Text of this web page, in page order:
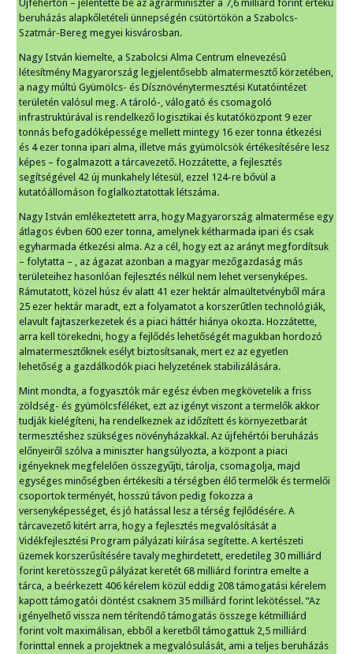
Újfehértón – jelentette be az agrárminiszter a 7,6 milliárd forint értékű
beruházás alapkőletételi ünnepségén csütörtökön a Szabolcs-
Szatmár-Bereg megyei kisvárosban.
Nagy István kiemelte, a Szabolcsi Alma Centrum elnevezésű
létesítmény Magyarország legjelentősebb almatermesztő körzetében,
a nagy múltú Gyümölcs- és Dísznövénytermesztési Kutatóintézet
területén valósul meg. A tároló-, válogató és csomagoló
infrastruktúrával is rendelkező logisztikai és kutatóközpont 9 ezer
tonnás befogadóképessége mellett mintegy 16 ezer tonna étkezési
és 4 ezer tonna ipari alma, illetve más gyümölcsök értékesítésére lesz
képes – fogalmazott a tárcavezető. Hozzátette, a fejlesztés
segítségével 42 új munkahely létesül, ezzel 124-re bővül a
kutatóállomáson foglalkoztatottak létszáma.
Nagy István emlékeztetett arra, hogy Magyarország almatermése egy
átlagos évben 600 ezer tonna, amelynek kétharmada ipari és csak
egyharmada étkezési alma. Az a cél, hogy ezt az arányt megfordítsuk
– folytatta – , az ágazat azonban a magyar mezőgazdaság más
területeihez hasonlóan fejlesztés nélkül nem lehet versenyképes.
Rámutatott, közel húsz év alatt 41 ezer hektár almaültetvényből mára
25 ezer hektár maradt, ezt a folyamatot a korszerűtlen technológiák,
elavult fajtaszerkezetek és a piaci háttér hiánya okozta. Hozzátette,
arra kell törekedni, hogy a fejlődés lehetőségét magukban hordozó
almatermesztőknek esélyt biztosítsanak, mert ez az egyetlen
lehetőség a gazdálkodók piaci helyzetének stabilizálására.
Mint mondta, a fogyasztók már egész évben megkövetelik a friss
zöldség- és gyümölcsféléket, ezt az igényt viszont a termelők akkor
tudják kielégíteni, ha rendelkeznek az időzített és környezetbarát
termesztéshez szükséges növényházakkal. Az újfehértói beruházás
előnyeiről szólva a miniszter hangsúlyozta, a központ a piaci
igényeknek megfelelően összegyűjti, tárolja, csomagolja, majd
egységes minőségben értékesíti a térségben élő termelők és termelői
csoportok terményét, hosszú távon pedig fokozza a
versenyképességet, és jó hatással lesz a térség fejlődésére. A
tárcavezető kitért arra, hogy a fejlesztés megvalósítását a
Vidékfejlesztési Program pályázati kiírása segítette. A kertészeti
üzemek korszerűsítésére tavaly meghirdetett, eredetileg 30 milliárd
forint keretösszegű pályázat keretét 68 milliárd forintra emelte a
tárca, a beérkezett 406 kérelem közül eddig 208 támogatási kérelem
kapott támogatói döntést csaknem 35 milliárd forint lekötéssel. “Az
igényelhető vissza nem térítendő támogatás összege kétmilliárd
forint volt maximálisan, ebből a keretből támogattuk 2,5 milliárd
forinttal ennek a projektnek a megvalósulását, ami a teljes beruházás